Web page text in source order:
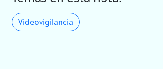
Videovigilancia